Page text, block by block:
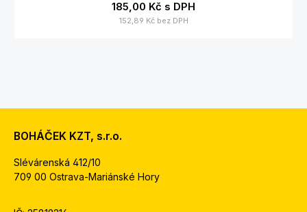
185,00 Kč s DPH
152,89 Kč bez DPH
BOHÁČEK KZT, s.r.o.
Slévárenská 412/10
709 00 Ostrava-Mariánské Hory